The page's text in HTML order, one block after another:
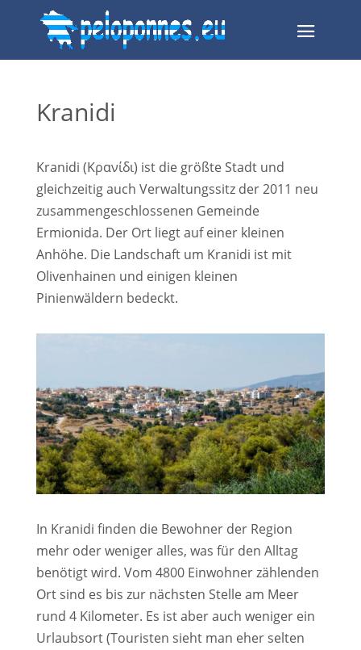
Kranidi
Kranidi (Κρανίδι) ist die größte Stadt und
gleichzeitig auch Verwaltungssitz der 2011 neu
zusammengeschlossenen Gemeinde
Ermionida. Der Ort liegt auf einer kleinen
Anhöhe. Die Landschaft um Kranidi ist mit
Olivenhainen und einigen kleinen
Pinienwäldern bedeckt.
In Kranidi finden die Bewohner der Region
mehr oder weniger alles, was für den Alltag
benötigt wird. Vom 4800 Einwohner zählenden
Ort sind es bis zur nächsten Stelleam Meer
rund 4 Kilometer. Es ist aber auch weniger ein
Urlaubsort (Touristen sieht man eher selten